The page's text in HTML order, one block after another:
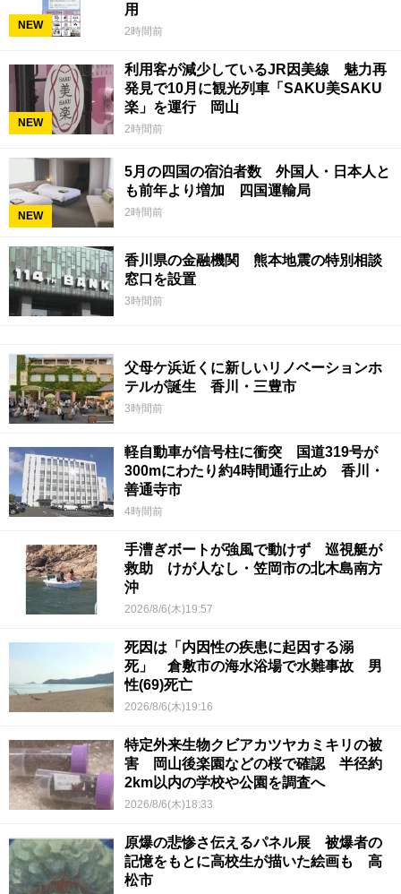
NEW
用
2時間前
NEW
利用客が減少しているJR因美線 魅力再
発見で10月に観光列車「SAKU美SAKU
楽」を運行 岡山
2時間前
NEW
5月の四国の宿泊者数 外国人・日本人と
も前年より増加 四国運輸局
2時間前
香川県の金融機関 熊本地震の特別相談
窓口を設置
3時間前
父母ケ浜近くに新しいリノベーションホ
テルが誕生 香川・三豊市
3時間前
軽自動車が信号柱に衝突 国道319号が
300mにわたり約4時間通行止め 香川・
善通寺市
4時間前
手漕ぎボートが強風で動けず 巡視艇が
救助 けが人なし・笠岡市の北木島南方
沖
2026/8/6(木)19:57
死因は「内因性の疾患に起因する溺
死」 倉敷市の海水浴場で水難事故 男
性(69)死亡
2026/8/6(木)19:16
特定外来生物クビアカツヤカミキリの被
害 岡山後楽園などの桜で確認 半径約
2km以内の学校や公園を調査へ
2026/8/6(木)18:33
原爆の悲惨さ伝えるパネル展 被爆者の
記憶をもとに高校生が描いた絵画も 高
松市